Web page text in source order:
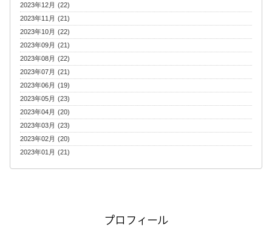
2023年12月 (22)
2023年11月 (21)
2023年10月 (22)
2023年09月 (21)
2023年08月 (22)
2023年07月 (21)
2023年06月 (19)
2023年05月 (23)
2023年04月 (20)
2023年03月 (23)
2023年02月 (20)
2023年01月 (21)
プロフィール